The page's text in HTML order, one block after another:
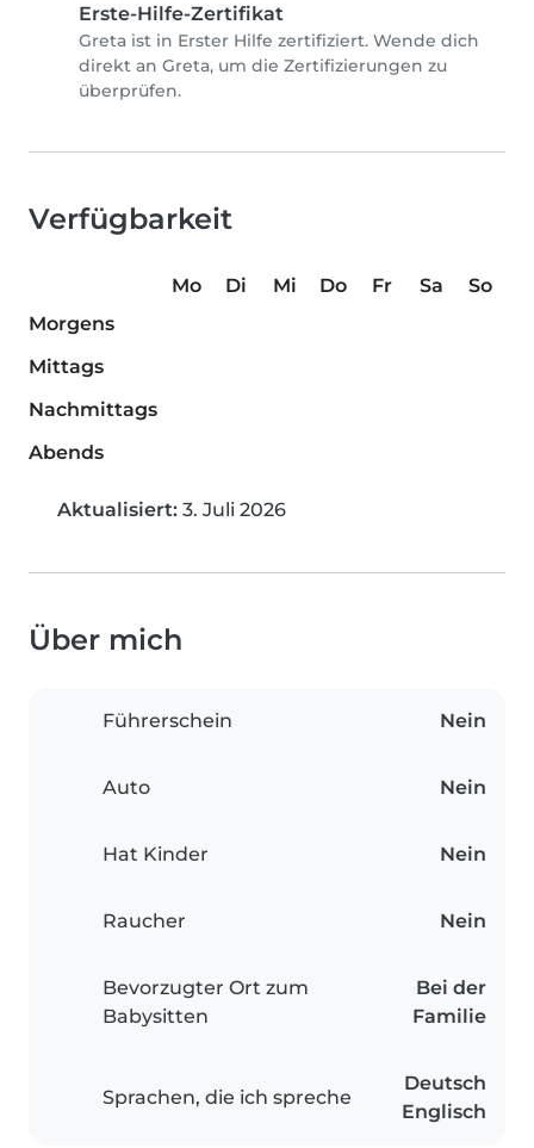
Erste-Hilfe-Zertifikat
Greta ist in Erster Hilfe zertifiziert. Wende dich
direkt an Greta, um die Zertifizierungen zu
überprüfen.
Verfügbarkeit
Mo Di Mi Do Fr Sa
So
Morgens
Mittags
Nachmittags
Abends
Aktualisiert: 3. Juli 2026
Über mich
Führerschein Nein
Auto Nein
Hat Kinder Nein
Raucher Nein
Bevorzugter Ort zum
Babysitten
Bei der
Familie
Sprachen, die ich spreche
Deutsch
Englisch